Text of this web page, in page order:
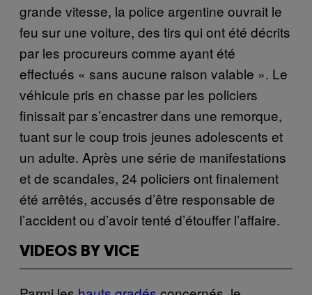
grande vitesse, la police argentine ouvrait le
feu sur une voiture, des tirs qui ont été décrits
par les procureurs comme ayant été
effectués « sans aucune raison valable ». Le
véhicule pris en chasse par les policiers
finissait par s’encastrer dans une remorque,
tuant sur le coup trois jeunes adolescents et
un adulte. Après une série de manifestations
et de scandales, 24 policiers ont finalement
été arrêtés, accusés d’être responsable de
l’accident ou d’avoir tenté d’étouffer l’affaire.
VIDEOS BY VICE